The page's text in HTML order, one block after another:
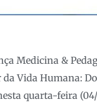
Medicina &
Vida Humana:
quarta-feira